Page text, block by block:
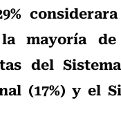
mayoría
del
(17%) y el